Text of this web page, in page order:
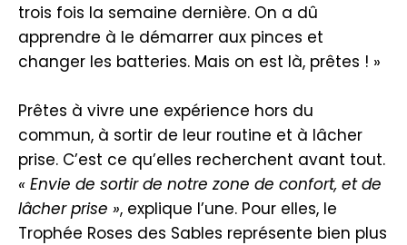
trois fois la semaine dernière. On a dû
apprendre à le démarrer aux pinces et
changer les batteries. Mais on est là, prêtes ! »
Prêtes à vivre une expérience hors du
commun, à sortir de leur routine et à lâcher
prise. C’est ce qu’elles recherchent avant tout.
« Envie de sortir de notre zone de confort, et de
lâcher prise », explique l’une. Pour elles, le
Trophée Roses des Sables représente bien plus